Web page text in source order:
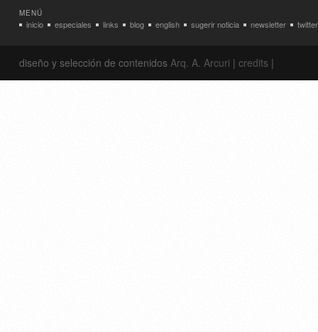
MENÚ
inicio especiales links blog english sugerir noticia newsletter twitter
diseño y selección de contenidos Arq. A. Arcuri | credits |